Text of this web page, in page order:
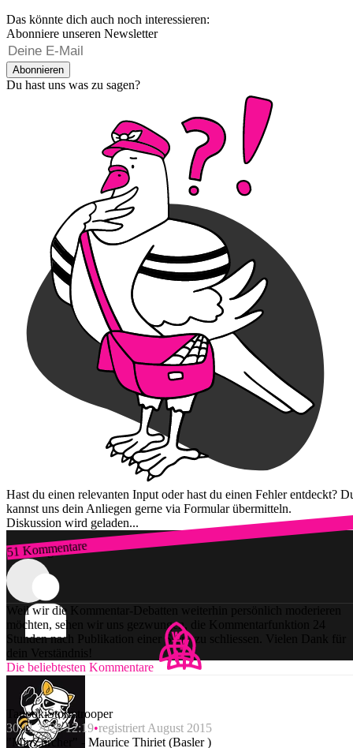
Das könnte dich auch noch interessieren:
Abonniere unseren Newsletter
Abonnieren
Du hast uns was zu sagen?
Hast du einen relevanten Input oder hast du einen Fehler entdeckt?
kannst uns dein Anliegen gerne via Formular übermitteln.
Diskussion wird geladen...
51 Kommentare
Zum Login
Weil wir die Kommentar-Debatten weiterhin persönlich moderieren
möchten, sehen wir uns gezwungen, die Kommentarfunktion 24
Stunden nach Publikation einer Story zu schliessen. Vielen Dank für
dein Verständnis!
Die beliebtesten Kommentare
TanookiStormtrooper
30.11.2020 12:19 registriert August 2015
"Mir Zürcher" - Maurice Thiriet (Basler )